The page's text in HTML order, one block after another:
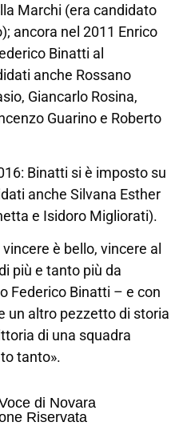
Marchi (era candidato
ancora nel 2011 Enrico
Binatti al
anche Rossano
Giancarlo Rosina,
Guarino e Roberto
Binatti si è imposto su
anche Silvana Esther
e Isidoro Migliorati).
è bello, vincere al
più e tanto più da
Federico Binatti – e con
un altro pezzetto di storia
di una squadra
tanto».
di Novara
Riservata